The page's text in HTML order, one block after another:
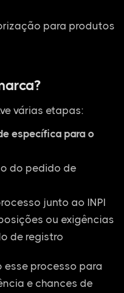
para produtos
várias etapas:
específica para o
do pedido de
junto ao INPI
ou exigências
de registro
esse processo para
e chances de